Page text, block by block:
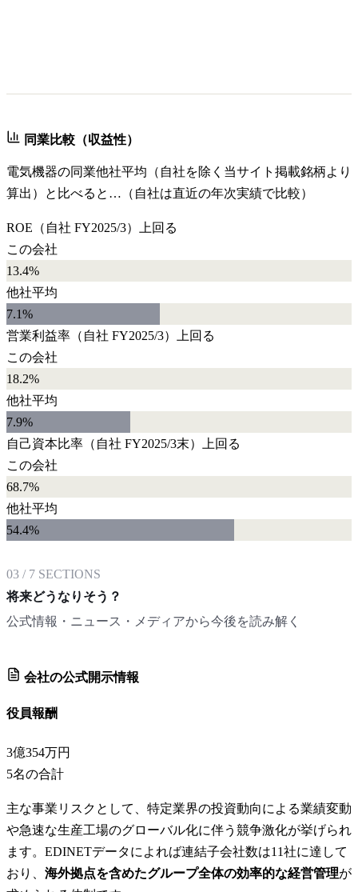
同業比較（収益性）
電気機器の同業他社平均（自社を除く当サイト掲載銘柄より
算出）と比べると…（自社は直近の年次実績で比較）
ROE （自社 FY2025/3）
上回る
この会社
13.4%
他社平均
7.1%
営業利益率 （自社 FY2025/3）
上回る
この会社
18.2%
他社平均
7.9%
自己資本比率 （自社 FY2025/3末）
上回る
この会社
68.7%
他社平均
54.4%
03 / 7 SECTIONS
将来どうなりそう？
公式情報・ニュース・メディアから今後を読み解く
会社の公式開示情報
役員報酬
3億354万円
5名の合計
主な事業リスクとして、特定業界の投資動向による業績変動
や急速な生産工場のグローバル化に伴う競争激化が挙げられ
ます。EDINETデータによれば連結子会社数は11社に達して
おり、 海外拠点を含めたグループ全体の効率的な経営管理が